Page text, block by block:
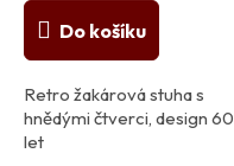
Do košíku
Retro žakárová stuha s
hnědými čtverci, design
let